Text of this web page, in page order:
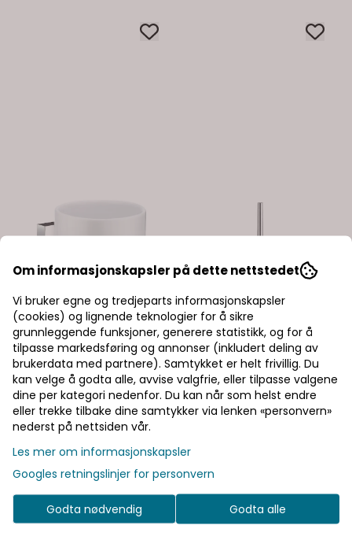
Om informasjonskapsler på dette nettstedet
Vi bruker egne og tredjeparts informasjonskapsler
(cookies) og lignende teknologier for å sikre
grunnleggende funksjoner, generere statistikk, og for å
tilpasse markedsføring og annonser (inkludert deling av
brukerdata med partnere). Samtykket er helt frivillig. Du
kan velge å godta alle, avvise valgfrie, eller tilpasse valgene
dine per kategori nedenfor. Du kan når som helst endre
eller trekke tilbake dine samtykker via lenken «personvern»
nederst på nettsiden vår.
Les mer om informasjonskapsler
Googles retningslinjer for personvern
Godta nødvendig Godta alle